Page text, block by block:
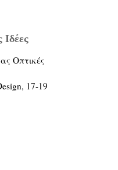
Ιδέες
Οπτικές
17-19